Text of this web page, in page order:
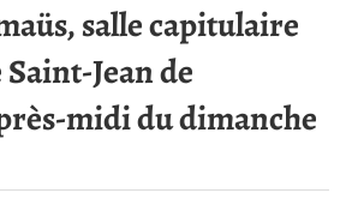
salle capitulaire
Jean de
midi du dimanche